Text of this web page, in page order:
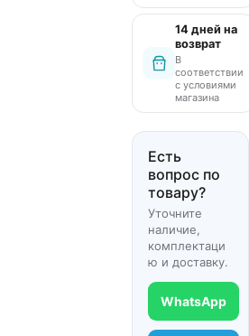
14 дней на
возврат
В
соответствии
с условиями
магазина
Есть
вопрос по
товару?
Уточните
наличие,
комплектаци
ю и доставку.
WhatsApp